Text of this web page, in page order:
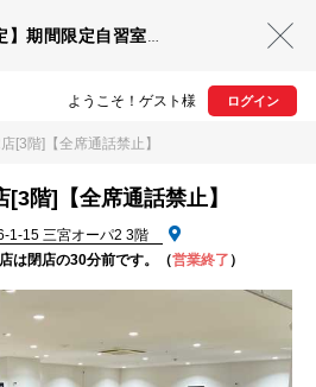
ようこそ！ゲスト様 ログイン
[3階]【全席通話禁止】
階]【全席通話禁止】
1-15 三宮オーパ2 3階
閉店の30分前です。
（営業終了 ）